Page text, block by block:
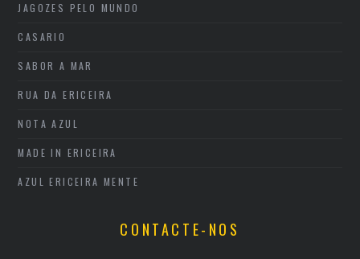
JAGOZES PELO MUNDO
CASARIO
SABOR A MAR
RUA DA ERICEIRA
NOTA AZUL
MADE IN ERICEIRA
AZUL ERICEIRA MENTE
CONTACTE-NOS